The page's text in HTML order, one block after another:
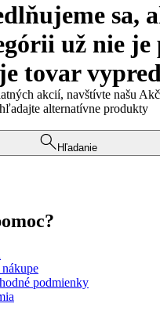
sa,
už nie je
tovar
akcií, navštívte našu
alternatívne produkty
Hľadanie
podmienky